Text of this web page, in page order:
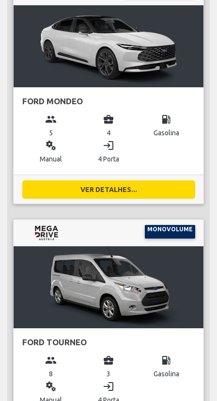
FORD MONDEO
group
5
business_center
4
local_gas_station
Gasolina
miscellaneous_services
Manual
login
4 Porta
VER DETALHES...
MONOVOLUME
FORD TOURNEO
group
8
business_center
3
local_gas_station
Gasolina
miscellaneous_services login